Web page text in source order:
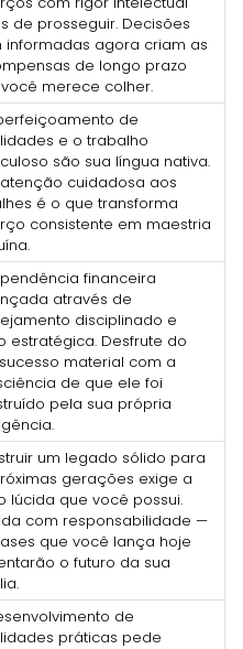
de prosseguir. Decisões
informadas agora criam as
de longo prazo
merece colher.
de
e o trabalho
são sua língua nativa.
cuidadosa aos
é o que transforma
consistente em maestria
financeira
através de
disciplinado e
estratégica. Desfrute do
material com a
de que ele foi
pela sua própria
um legado sólido para
gerações exige a
lúcida que você possui.
com responsabilidade —
que você lança hoje
o futuro da sua
de
práticas pede